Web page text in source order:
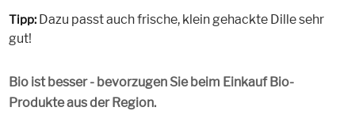
Tipp:Dazu passt auch frische, klein gehackte Dille sehr
gut!
Bio ist besser - bevorzugen Sie beim Einkauf Bio-
Produkte aus der Region.